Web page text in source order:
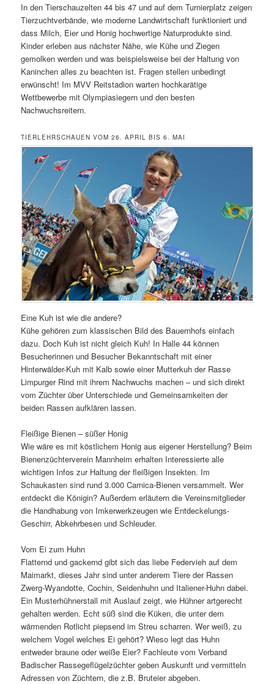
In den Tierschauzelten 44 bis 47 und auf dem Turnierplatz zeigen
Tierzuchtverbände, wie moderne Landwirtschaft funktioniert und
dass Milch, Eier und Honig hochwertige Naturprodukte sind.
Kinder erleben aus nächster Nähe, wie Kühe und Ziegen
gemolken werden und was beispielsweise bei der Haltung von
Kaninchen alles zu beachten ist. Fragen stellen unbedingt
erwünscht! Im MVV Reitstadion warten hochkarätige
Wettbewerbe mit Olympiasiegern und den besten
Nachwuchsreitern.
TIERLEHRSCHAUEN VOM 26. APRIL BIS 6. MAI
Eine Kuh ist wie die andere?
Kühe gehören zum klassischen Bild des Bauernhofs einfach
dazu. Doch Kuh ist nicht gleich Kuh! In Halle 44 können
Besucherinnen und Besucher Bekanntschaft mit einer
Hinterwälder-Kuh mit Kalb sowie einer Mutterkuh der Rasse
Limpurger Rind mit ihrem Nachwuchs machen – und sich direkt
vom Züchter über Unterschiede und Gemeinsamkeiten der
beiden Rassen aufklären lassen.
Fleißige Bienen – süßer Honig
Wie wäre es mit köstlichem Honig aus eigener Herstellung? Beim
Bienenzüchterverein Mannheim erhalten Interessierte alle
wichtigen Infos zur Haltung der fleißigen Insekten. Im
Schaukasten sind rund 3.000 Carnica-Bienen versammelt. Wer
entdeckt die Königin? Außerdem erläutern die Vereinsmitglieder
die Handhabung von Imkerwerkzeugen wie Entdeckelungs-
Geschirr, Abkehrbesen und Schleuder.
Vom Ei zum Huhn
Flatternd und gackernd gibt sich das liebe Federvieh auf dem
Maimarkt, dieses Jahr sind unter anderem Tiere der Rassen
Zwerg-Wyandotte, Cochin, Seidenhuhn und Italiener-Huhn dabei.
Ein Musterhühnerstall mit Auslauf zeigt, wie Hühner artgerecht
gehalten werden. Echt süß sind die Küken, die unter dem
wärmenden Rotlicht piepsend im Streu scharren. Wer weiß, zu
welchem Vogel welches Ei gehört? Wieso legt das Huhn
entweder braune oder weiße Eier? Fachleute vom Verband
Badischer Rassegeflügelzüchter geben Auskunft und vermitteln
Adressen von Züchtern, die z.B. Bruteier abgeben.